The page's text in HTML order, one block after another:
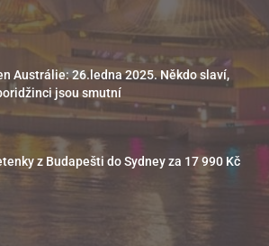
Austrálie: 26.ledna 2025. Někdo slaví,
jsou smutní
z Budapešti do Sydney za 17 990 Kč